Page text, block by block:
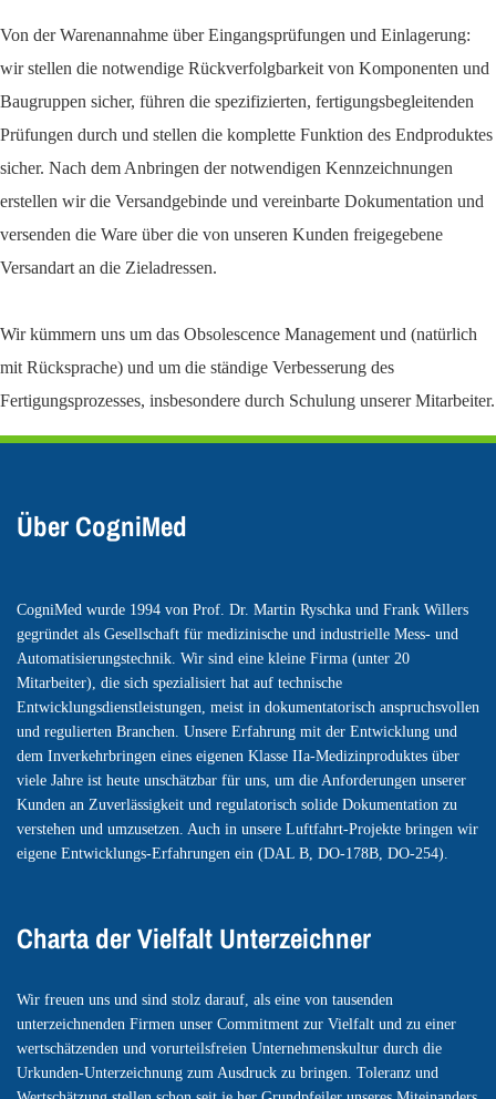
Von der Warenannahme über Eingangsprüfungen und Einlagerung:
wir stellen die notwendige Rückverfolgbarkeit von Komponenten und
Baugruppen sicher, führen die spezifizierten, fertigungsbegleitenden
Prüfungen durch und stellen die komplette Funktion des Endproduktes
sicher. Nach dem Anbringen der notwendigen Kennzeichnungen
erstellen wir die Versandgebinde und vereinbarte Dokumentation und
versenden die Ware über die von unseren Kunden freigegebene
Versandart an die Zieladressen.
Wir kümmern uns um das Obsolescence Management und (natürlich
mit Rücksprache) und um die ständige Verbesserung des
Fertigungsprozesses, insbesondere durch Schulung unserer Mitarbeiter.
Über CogniMed
CogniMed wurde 1994 von Prof. Dr. Martin Ryschka und Frank Willers
gegründet als Gesellschaft für medizinische und industrielle Mess- und
Automatisierungstechnik. Wir sind eine kleine Firma (unter 20
Mitarbeiter), die sich spezialisiert hat auf technische
Entwicklungsdienstleistungen, meist in dokumentatorisch anspruchsvollen
und regulierten Branchen. Unsere Erfahrung mit der Entwicklung und
dem Inverkehrbringen eines eigenen Klasse IIa-Medizinproduktes über
viele Jahre ist heute unschätzbar für uns, um die Anforderungen unserer
Kunden an Zuverlässigkeit und regulatorisch solide Dokumentation zu
verstehen und umzusetzen. Auch in unsere Luftfahrt-Projekte bringen wir
eigene Entwicklungs-Erfahrungen ein (DAL B, DO-178B, DO-254).
Charta der Vielfalt Unterzeichner
Wir freuen uns und sind stolz darauf, als eine von tausenden
unterzeichnenden Firmen unser Commitment zur Vielfalt und zu einer
wertschätzenden und vorurteilsfreien Unternehmenskultur durch die
Urkunden-Unterzeichnung zum Ausdruck zu bringen. Toleranz und